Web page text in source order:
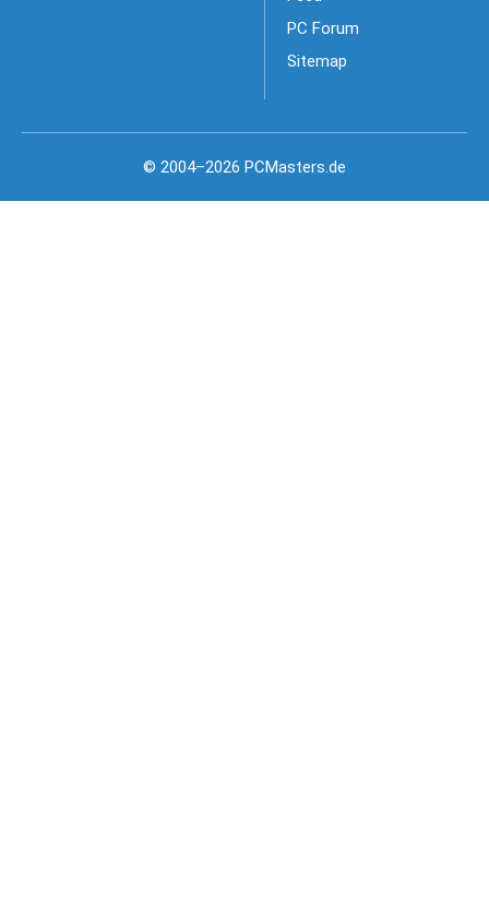
PC Forum
Sitemap
© 2004–2026 PCMasters.de